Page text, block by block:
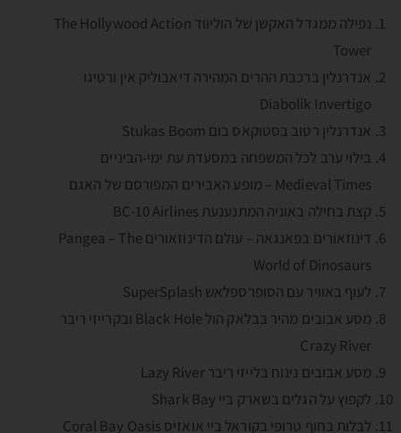
נפילה ממגדל האקשן של הוליווד The Hollywood Action
Tower
אנדרנלין ברכבת ההרים המהירה דיאבוליק אין ורטיגו
Diabolik Invertigo
אנדרנלין רטוב בסטוקאס בום Stukas Boom
בילוי ערב לכל המשפחה במסעדת עת ימי-הביניים
Medieval Times – מופע האבירים המפורסם של האגם
קצת בחילה באוניה המתנענעת BC-10 Airlines
דינוזאורים בפאנגאה – עולם הדינוזאורים Pangea – The
World of Dinosaurs
לעוף באוויר עם הסופרספלאש SuperSplash
מסע אבובים מהיר בבלאק הול Black Hole ובקרייזי ריבר
Crazy River
מסע אבובים נינוח בלייזי ריבר Lazy River
לקפוץ על הגלים בשארק ביי Shark Bay
לבלות בחוף טרופי בקוראל ביי אואזיס Coral Bay Oasis